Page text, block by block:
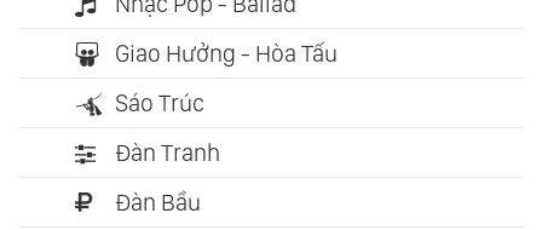
Giao Hưởng - Hòa Tấu
Sáo Trúc
Đàn Tranh
Đàn Bầu